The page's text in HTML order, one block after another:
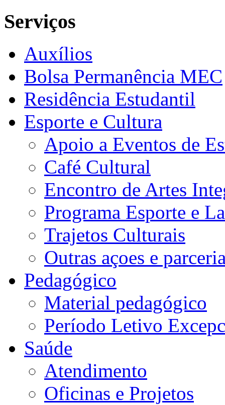
Serviços
Auxílios
Bolsa Permanência MEC
Residência Estudantil
Esporte e Cultura
Apoio a Eventos de
Café Cultural
Encontro de Artes
Programa Esporte e
Trajetos Culturais
Outras açoes e
Pedagógico
Material pedagógico
Período Letivo
Saúde
Atendimento
Oficinas e Projetos